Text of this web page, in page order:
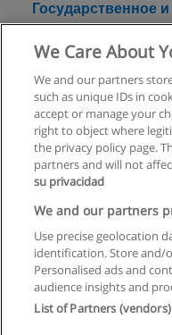
Государственное
управление
Санкт-Петербургский
+
Copyright © Educaedu
We Care About
We and our partners
such as unique IDs in
accept or manage your
right to object where
the privacy policy page.
partners and will not
su privacidad
We and our partners
Use precise geolocation
identification. Store and/
Personalised ads and
audience insights and
List of Partners (vendors)